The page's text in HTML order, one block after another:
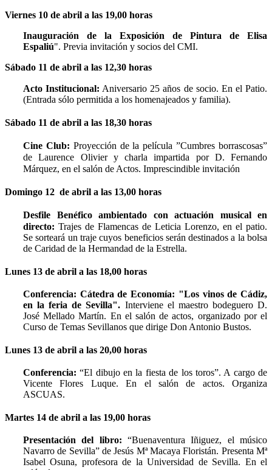
Viernes 10 de abril a las 19,00 horas
Inauguración de la Exposición de Pintura de Elisa
Espaliú". Previa invitación y socios del CMI.
Sábado 11 de abril a las 12,30 horas
Acto Institucional: Aniversario 25 años de socio. En el Patio.
(Entrada sólo permitida a los homenajeados y familia).
Sábado 11 de abril a las 18,30 horas
Cine Club: Proyección de la película ”Cumbres borrascosas”
de Laurence Olivier y charla impartida por D. Fernando
Márquez, en el salón de Actos. Imprescindible invitación
Domingo 12 de abril a las 13,00 horas
Desfile Benéfico ambientado con actuación musical en
directo: Trajes de Flamencas de Leticia Lorenzo, en el patio.
Se sorteará un traje cuyos beneficios serán destinados a la bolsa
de Caridad de la Hermandad de la Estrella.
Lunes 13 de abril a las 18,00 horas
Conferencia: Cátedra de Economía: "Los vinos de Cádiz,
en la feria de Sevilla". Interviene el maestro bodeguero D.
José Mellado Martín. En el salón de actos, organizado por el
Curso de Temas Sevillanos que dirige Don Antonio Bustos.
Lunes 13 de abril a las 20,00 horas
Conferencia: “El dibujo en la fiesta de los toros”. A cargo de
Vicente Flores Luque. En el salón de actos. Organiza
ASCUAS.
Martes 14 de abril a las 19,00 horas
Presentación del libro: “Buenaventura Iñiguez, el músico
Navarro de Sevilla” de Jesús Mª Macaya Floristán. Presenta Mª
Isabel Osuna, profesora de la Universidad de Sevilla. En el